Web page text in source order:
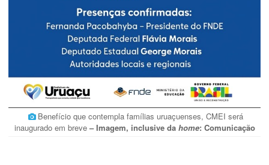
Benefício que contempla famílias uruaçuenses, CMEI será
inaugurado em breve – Imagem, inclusive da home: Comunicação